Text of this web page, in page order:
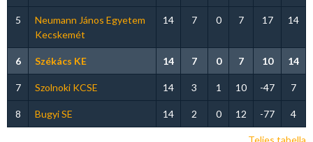
5
Neumann János Egyetem
Kecskemét
14 7 0 7 17 14
6 Székács KE 14 7 0 7 10 14
7 Szolnoki KCSE 14 3 1 10 -47 7
8 Bugyi SE 14 2 0 12 -77 4
Teljes tabella